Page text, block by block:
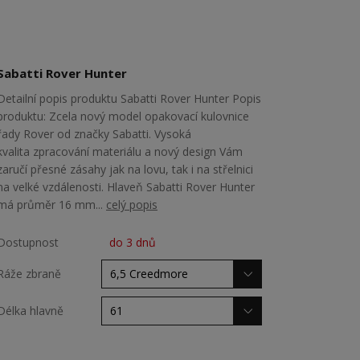
Rover Hunter
popis produktu Sabatti Rover Hunter Popis
Zcela nový model opakovací kulovnice
Rover od značky Sabatti. Vysoká
zpracování materiálu a nový design Vám
přesné zásahy jak na lovu, tak i na střelnici
velké vzdálenosti. Hlaveň Sabatti Rover Hunter
průměr 16 mm... celý popis
do 3 dnů
zbraně
hlavně